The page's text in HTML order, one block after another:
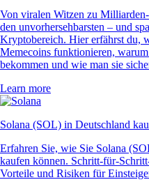
Von viralen Witzen zu
den unvorhersehbarsten – und
Kryptobereich. Hier erfährst du,
Memecoins funktionieren,
bekommen und wie man sie
Learn more
Solana (SOL) in Deutschland
Erfahren Sie, wie Sie Solana
kaufen können. Schritt-für-
Vorteile und Risiken für